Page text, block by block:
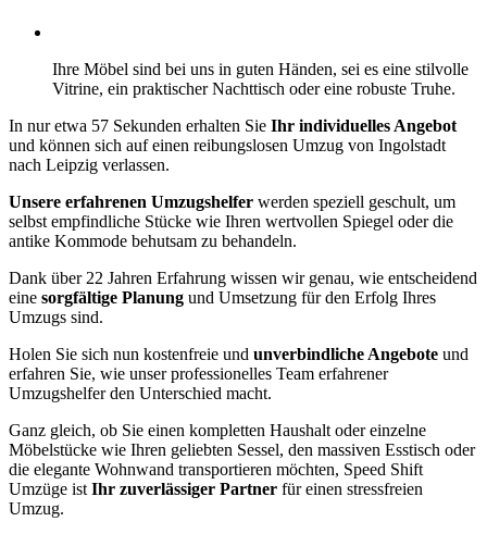
Ihre Möbel sind bei uns in guten Händen, sei es eine stilvolle
Vitrine, ein praktischer Nachttisch oder eine robuste Truhe.
In nur etwa 57 Sekunden erhalten Sie Ihr individuelles Angebot
und können sich auf einen reibungslosen Umzug von Ingolstadt
nach Leipzig verlassen.
Unsere erfahrenen Umzugshelfer werden speziell geschult, um
selbst empfindliche Stücke wie Ihren wertvollen Spiegel oder die
antike Kommode behutsam zu behandeln.
Dank über 22 Jahren Erfahrung wissen wir genau, wie entscheidend
eine sorgfältige Planung und Umsetzung für den Erfolg Ihres
Umzugs sind.
Holen Sie sich nun kostenfreie und unverbindliche Angebote und
erfahren Sie, wie unser professionelles Team erfahrener
Umzugshelfer den Unterschied macht.
Ganz gleich, ob Sie einen kompletten Haushalt oder einzelne
Möbelstücke wie Ihren geliebten Sessel, den massiven Esstisch oder
die elegante Wohnwand transportieren möchten, Speed Shift
Umzüge ist Ihr zuverlässiger Partner für einen stressfreien
Umzug.